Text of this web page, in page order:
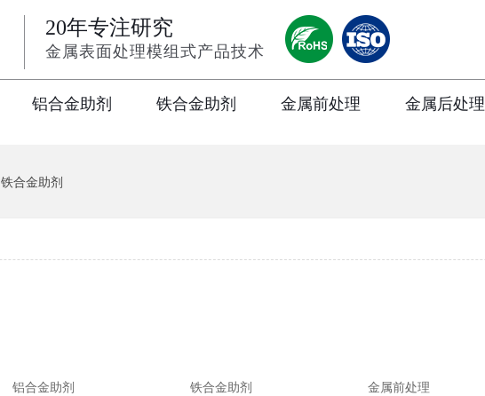
20年专注研究
金属表面处理模组式产品技术
铝合金助剂 铁合金助剂 金属前处理 金属后处理
铁合金助剂
铝合金助剂 铁合金助剂 金属前处理